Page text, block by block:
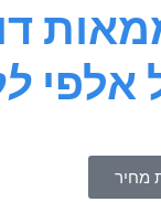
אלפי
מחיר